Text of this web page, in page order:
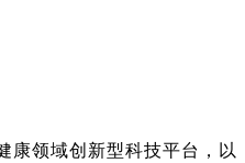
康领域创新型科技平台，以